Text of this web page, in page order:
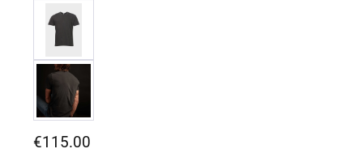
Regulärer Preis:
€115.00